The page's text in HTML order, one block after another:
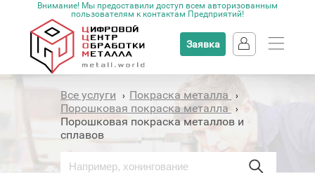
Внимание! Мы предоставили доступ всем авторизованным
пользователям к контактам Предприятий!
Заявка
Все услуги › Покраска металла ›
Порошковая покраска металла ›
Порошковая покраска металлов и
сплавов